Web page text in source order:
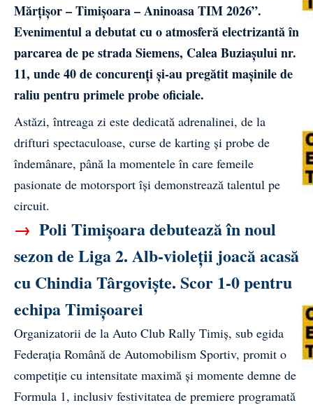
Mărțișor – Timișoara – Aninoasa TIM 2026”.
Evenimentul a debutat cu o atmosferă electrizantă în
parcarea de pe strada Siemens, Calea Buziașului nr.
11, unde 40 de concurenți și-au pregătit mașinile de
raliu pentru primele probe oficiale.
Astăzi, întreaga zi este dedicată adrenalinei, de la
drifturi spectaculoase, curse de karting și probe de
îndemânare, până la momentele în care femeile
pasionate de motorsport își demonstrează talentul pe
circuit.
→ Poli Timișoara debutează în noul
sezon de Liga 2. Alb-violeții joacă acasă
cu Chindia Târgoviște. Scor 1-0 pentru
echipa Timișoarei
Organizatorii de la Auto Club Rally Timiș, sub egida
Federația Română de Automobilism Sportiv, promit o
competiție cu intensitate maximă și momente demne de
Formula 1, inclusiv festivitatea de premiere programată